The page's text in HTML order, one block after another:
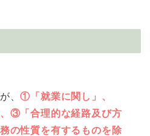
、①「就業に関し」、
③「合理的な経路及び方
の性質を有するものを除